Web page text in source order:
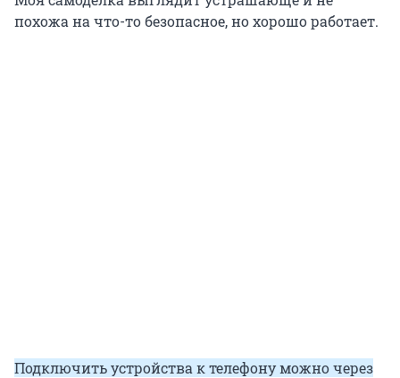
похожа на что-то безопасное, но хорошо работает.
Подключить устройства к телефону можно через